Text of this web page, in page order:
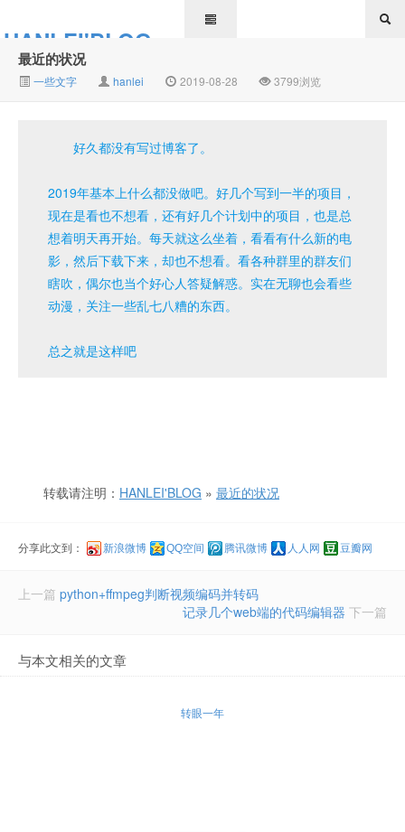
HANLEI'BLOG
最近的状况
一些文字 hanlei 2019-08-28 3799浏览
好久都没有写过博客了。
2019年基本上什么都没做吧。好几个写到一半的项目，
现在是看也不想看，还有好几个计划中的项目，也是总
想着明天再开始。每天就这么坐着，看看有什么新的电
影，然后下载下来，却也不想看。看各种群里的群友们
瞎吹，偶尔也当个好心人答疑解惑。实在无聊也会看些
动漫，关注一些乱七八糟的东西。
总之就是这样吧
转载请注明： HANLEI'BLOG » 最近的状况
分享此文到： 新浪微博 QQ空间 腾讯微博 人人网 豆瓣网
上一篇 python+ffmpeg判断视频编码并转码
记录几个web端的代码编辑器 下一篇
与本文相关的文章
转眼一年